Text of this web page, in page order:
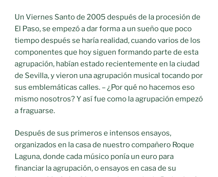
Un Viernes Santo de 2005 después de la procesión de
El Paso, se empezó a dar forma a un sueño que poco
tiempo después se haría realidad, cuando varios de los
componentes que hoy siguen formando parte de esta
agrupación, habían estado recientemente en la ciudad
de Sevilla, y vieron una agrupación musical tocando por
sus emblemáticas calles. – ¿Por qué no hacemos eso
mismo nosotros? Y así fue como la agrupación empezó
a fraguarse.
Después de sus primeros e intensos ensayos,
organizados en la casa de nuestro compañero Roque
Laguna, donde cada músico ponía un euro para
financiar la agrupación, o ensayos en casa de su